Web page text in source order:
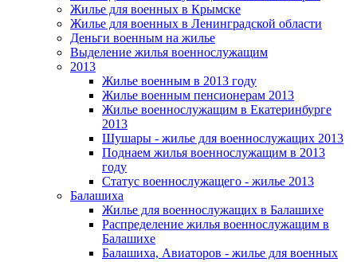
Жилье для военных в Крымске
Жилье для военных в Ленинградской области
Деньги военным на жилье
Выделение жилья военнослужащим
2013
Жилье военным в 2013 году
Жилье военным пенсионерам 2013
Жилье военнослужащим в Екатеринбурге
2013
Шушары - жилье для военнослужащих 2013
Поднаем жилья военнослужащим в 2013
году
Статус военнослужащего - жилье 2013
Балашиха
Жилье для военнослужащих в Балашихе
Распределение жилья военнослужащим в
Балашихе
Балашиха, Авиаторов - жилье для военных